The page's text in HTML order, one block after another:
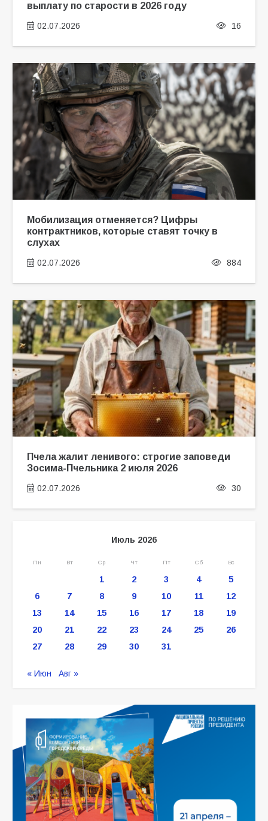
выплату по старости в 2026 году
02.07.2026 16
Мобилизация отменяется? Цифры
контрактников, которые ставят точку в
слухах
02.07.2026 884
Пчела жалит ленивого: строгие заповеди
Зосима-Пчельника 2 июля 2026
02.07.2026 30
Июль 2026
Пн Вт Ср Чт Пт Сб Вс
1 2 3 4
5
6
7 8 9 10 11
12
13
14 15 16 17 18
19
20
21 22 23 24 25
26
27
28 29 30 31
« Июн Авг »